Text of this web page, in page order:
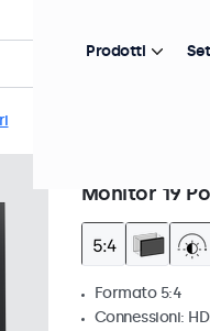
Monitor 19
Formato 5:4
Connessioni:
Prodotti